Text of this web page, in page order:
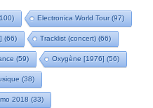
Electronica World Tour(97)
(66) Tracklist (concert) (66)
(59) Oxygène [1976] (56)
(38)
2018 (33)